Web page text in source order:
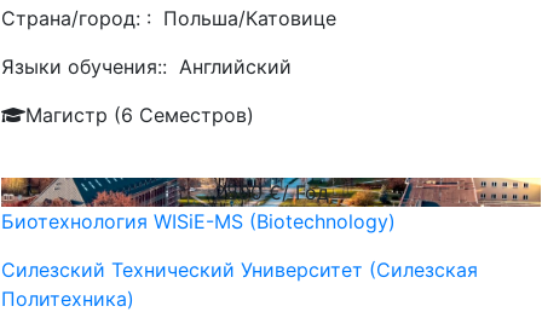
Страна/город: : Польша/Катовице
Языки обучения:: Английский
Магистр (6 Семестров)
2800€/ Год
Биотехнология WISiE-MS (Biotechnology)
Силезский Технический Университет (Силезская
Политехника)